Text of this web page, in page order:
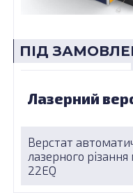
ПІД
Лазерний
Верстат
лазерного
22EQ